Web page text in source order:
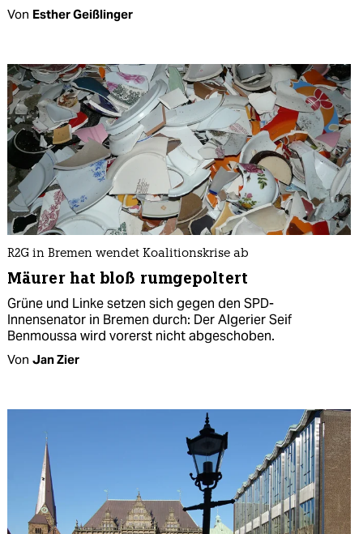
Von Esther Geißlinger
R2G in Bremen wendet Koalitionskrise ab
Mäurer hat bloß rumgepoltert
Grüne und Linke setzen sich gegen den SPD-
Innensenator in Bremen durch: Der Algerier Seif
Benmoussa wird vorerst nicht abgeschoben.
Von Jan Zier